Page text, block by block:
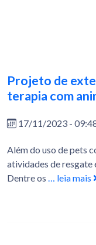
Projeto de
terapia com
17/11/2023 -
Além do uso de pets
atividades de resgate
Dentre os … leia mais